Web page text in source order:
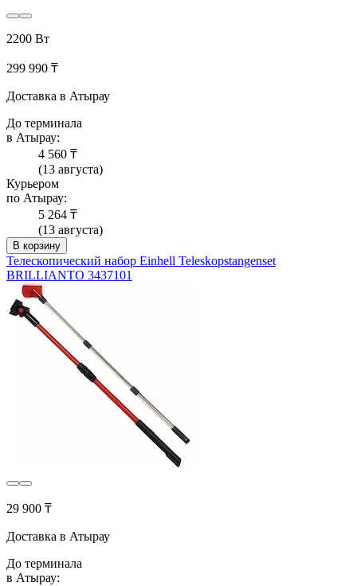
2200 Вт
299 990 ₸
Доставка в Атырау
До терминала
в Атырау:
4 560 ₸
(13 августа)
Курьером
по Атырау:
5 264 ₸
(13 августа)
В корзину
Телескопический набор Einhell Teleskopstangenset
BRILLIANTO 3437101
29 900 ₸
Доставка в Атырау
До терминала
в Атырау: